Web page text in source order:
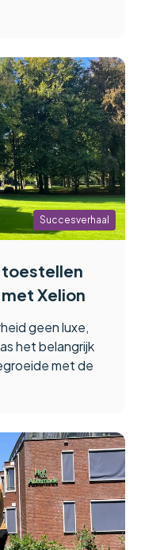
Succesverhaal
toestellen
Xelion
geen luxe,
het belangrijk
met de